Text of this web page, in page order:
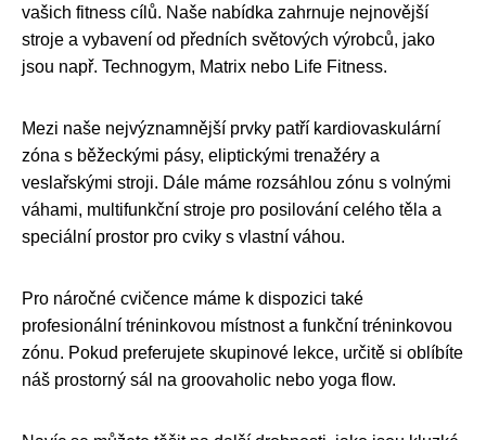
vašich fitness cílů. Naše nabídka zahrnuje nejnovější
stroje a vybavení od předních světových výrobců, jako
jsou např. Technogym, Matrix nebo Life Fitness.
Mezi naše nejvýznamnější prvky patří kardiovaskulární
zóna s běžeckými pásy, eliptickými trenažéry a
veslařskými stroji. Dále máme rozsáhlou zónu s volnými
váhami, multifunkční stroje pro posilování celého těla a
speciální prostor pro cviky s vlastní váhou.
Pro náročné cvičence máme k dispozici také
profesionální tréninkovou místnost a funkční tréninkovou
zónu. Pokud preferujete skupinové lekce, určitě si oblíbíte
náš prostorný sál na groovaholic nebo yoga flow.